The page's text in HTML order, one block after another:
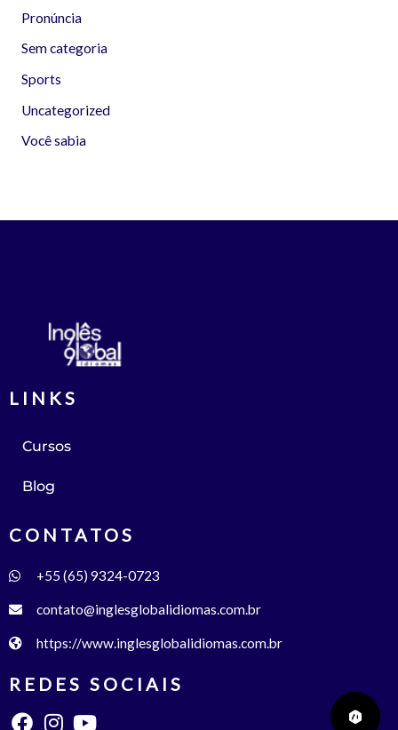
Pronúncia
Sem categoria
Sports
Uncategorized
Você sabia
LINKS
Cursos
Blog
CONTATOS
+55 (65) 9324-0723
contato@inglesglobalidiomas.com.br
https://www.inglesglobalidiomas.com.br
REDES SOCIAIS